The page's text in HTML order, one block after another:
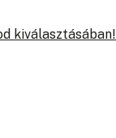
kiválasztásában!